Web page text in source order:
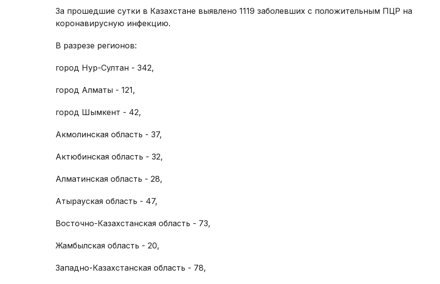
За прошедшие сутки в Казахстане выявлено 1119 заболевших с положительным ПЦР на
коронавирусную инфекцию.
В разрезе регионов:
город Нур-Султан - 342,
город Алматы - 121,
город Шымкент - 42,
Акмолинская область - 37,
Актюбинская область - 32,
Алматинская область - 28,
Атырауская область - 47,
Восточно-Казахстанская область - 73,
Жамбылская область - 20,
Западно-Казахстанская область - 78,